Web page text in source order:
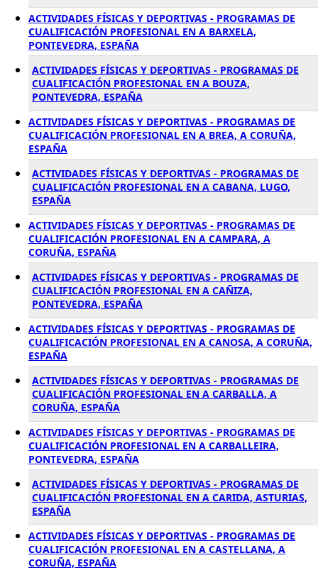
ACTIVIDADES FÍSICAS Y DEPORTIVAS - PROGRAMAS DE
CUALIFICACIÓN PROFESIONAL EN A BARXELA,
PONTEVEDRA, ESPAÑA
ACTIVIDADES FÍSICAS Y DEPORTIVAS - PROGRAMAS DE
CUALIFICACIÓN PROFESIONAL EN A BOUZA,
PONTEVEDRA, ESPAÑA
ACTIVIDADES FÍSICAS Y DEPORTIVAS - PROGRAMAS DE
CUALIFICACIÓN PROFESIONAL EN A BREA, A CORUÑA,
ESPAÑA
ACTIVIDADES FÍSICAS Y DEPORTIVAS - PROGRAMAS DE
CUALIFICACIÓN PROFESIONAL EN A CABANA, LUGO,
ESPAÑA
ACTIVIDADES FÍSICAS Y DEPORTIVAS - PROGRAMAS DE
CUALIFICACIÓN PROFESIONAL EN A CAMPARA, A
CORUÑA, ESPAÑA
ACTIVIDADES FÍSICAS Y DEPORTIVAS - PROGRAMAS DE
CUALIFICACIÓN PROFESIONAL EN A CAÑIZA,
PONTEVEDRA, ESPAÑA
ACTIVIDADES FÍSICAS Y DEPORTIVAS - PROGRAMAS DE
CUALIFICACIÓN PROFESIONAL EN A CANOSA, A CORUÑA,
ESPAÑA
ACTIVIDADES FÍSICAS Y DEPORTIVAS - PROGRAMAS DE
CUALIFICACIÓN PROFESIONAL EN A CARBALLA, A
CORUÑA, ESPAÑA
ACTIVIDADES FÍSICAS Y DEPORTIVAS - PROGRAMAS DE
CUALIFICACIÓN PROFESIONAL EN A CARBALLEIRA,
PONTEVEDRA, ESPAÑA
ACTIVIDADES FÍSICAS Y DEPORTIVAS - PROGRAMAS DE
CUALIFICACIÓN PROFESIONAL EN A CARIDA, ASTURIAS,
ESPAÑA
ACTIVIDADES FÍSICAS Y DEPORTIVAS - PROGRAMAS DE
CUALIFICACIÓN PROFESIONAL EN A CASTELLANA, A
CORUÑA, ESPAÑA